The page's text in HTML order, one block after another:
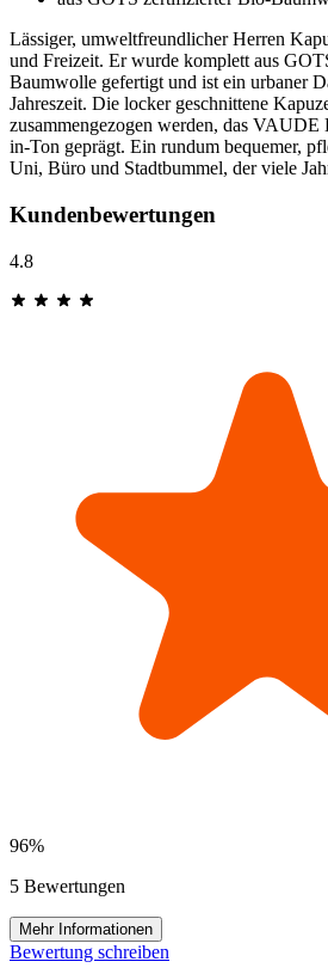
Lässiger, umweltfreundlicher Herren
und Freizeit. Er wurde komplett aus
Baumwolle gefertigt und ist ein urbaner
Jahreszeit. Die locker geschnittene
zusammengezogen werden, das
in-Ton geprägt. Ein rundum bequemer,
Uni, Büro und Stadtbummel, der viele
Kundenbewertungen
4.8
96%
5 Bewertungen
Mehr Informationen
Bewertung schreiben